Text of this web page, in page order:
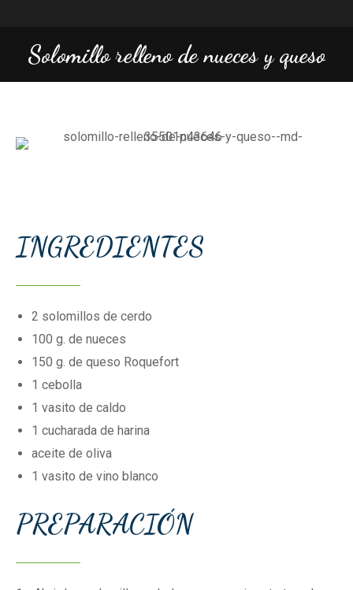
Solomillo relleno de nueces y queso
INGREDIENTES
2 solomillos de cerdo
100 g. de nueces
150 g. de queso Roquefort
1 cebolla
1 vasito de caldo
1 cucharada de harina
aceite de oliva
1 vasito de vino blanco
PREPARACIÓN